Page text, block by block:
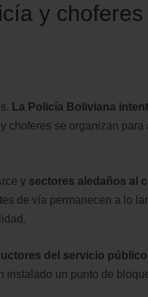
y choferes
La Policía Boliviana
y choferes se organizan para
y sectores aledaños al
de vía permanecen a lo
del servicio
instalado un punto de